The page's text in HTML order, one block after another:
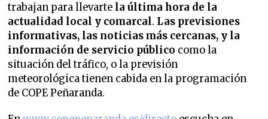
trabajan para llevarte la última hora de la
actualidad local y comarcal. Las previsiones
informativas, las noticias más cercanas, y la
información de servicio público como la
situación del tráfico, o la previsión
meteorológica tienen cabida en la programación
de COPE Peñaranda.